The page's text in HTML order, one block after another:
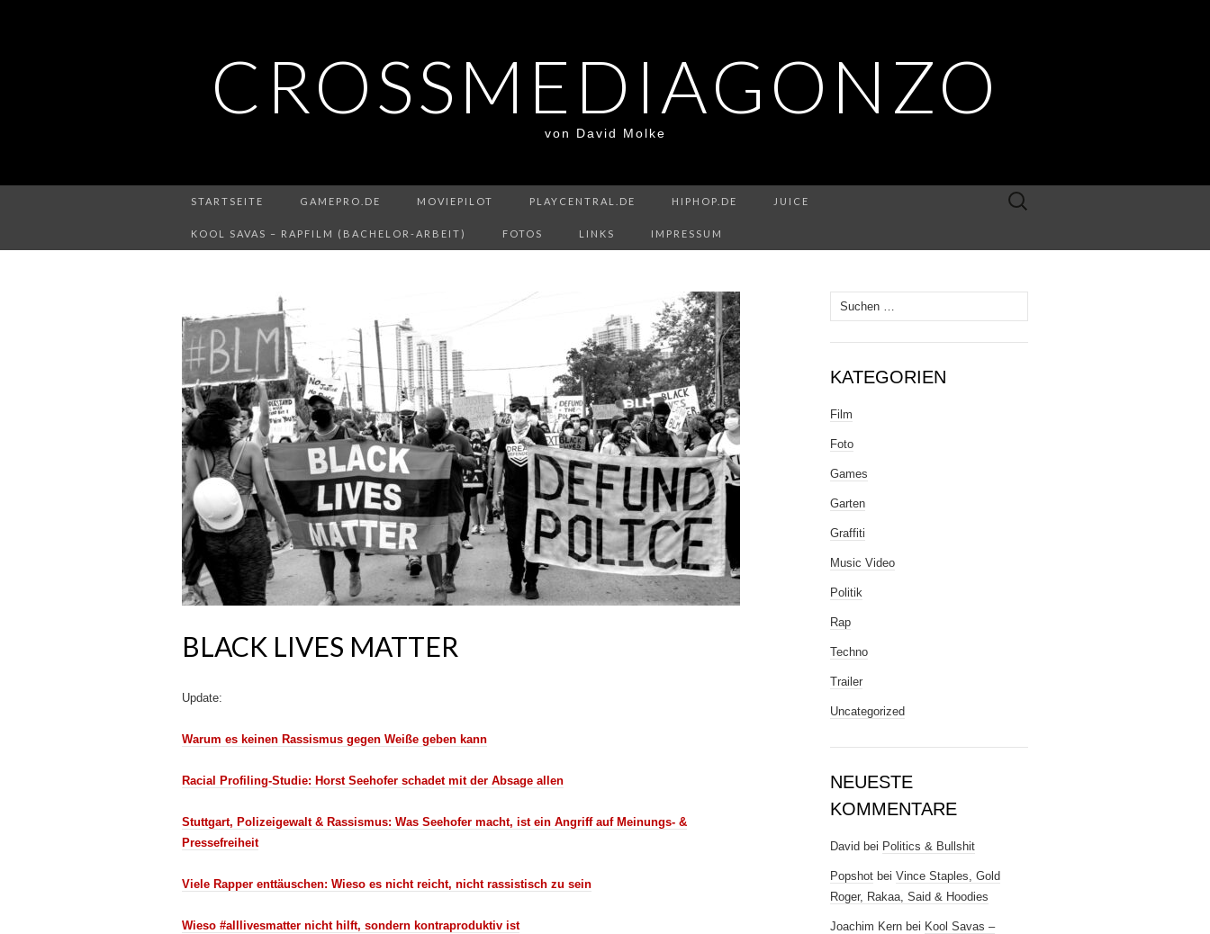
CROSSMEDIAGONZO
von David Molke
STARTSEITE GAMEPRO.DE MOVIEPILOT PLAYCENTRAL.DE HIPHOP.DE JUICE
KOOL SAVAS – RAPFILM (BACHELOR-ARBEIT) FOTOS LINKS IMPRESSUM
Suche
BLACK LIVES MATTER
Update:
Warum es keinen Rassismus gegen Weiße geben kann
Racial Profiling-Studie: Horst Seehofer schadet mit der Absage allen
Stuttgart, Polizeigewalt & Rassismus: Was Seehofer macht, ist ein Angriff auf Meinungs- &
Pressefreiheit
Viele Rapper enttäuschen: Wieso es nicht reicht, nicht rassistisch zu sein
Wieso #alllivesmatter nicht hilft, sondern kontraproduktiv ist
Suche
nach:
KATEGORIEN
Film
Foto
Games
Garten
Graffiti
Music Video
Politik
Rap
Techno
Trailer
Uncategorized
NEUESTE
KOMMENTARE
David bei Politics & Bullshit
Popshot bei Vince Staples, Gold
Roger, Rakaa, Said & Hoodies
Joachim Kern bei Kool Savas –